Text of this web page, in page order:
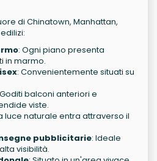
di Chinatown, Manhattan,
: Ogni piano presenta
in marmo.
: Convenientemente situati su
balconi anteriori e
viste.
luce naturale entra attraverso il
pubblicitarie: Ideale
visibilità.